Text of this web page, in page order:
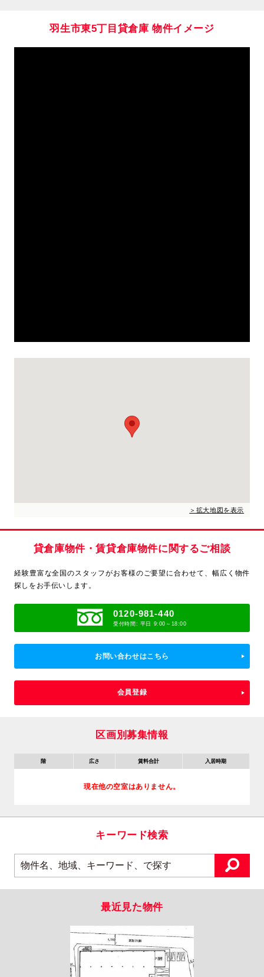
羽生市東5丁目貸倉庫 物件イメージ
＞拡大地図を表示
貸倉庫物件・賃貸倉庫物件に関するご相談
経験豊富な全国のスタッフがお客様のご要望に合わせて、 幅広く物件
探しをお手伝いします。
0120-981-440
受付時間: 平日 9:00～18:00
お問い合わせはこちら
会員登録
区画別募集情報
階 広さ 賃料合計 入居時期
現在他の空室はありません。
キーワード検索
最近見た物件